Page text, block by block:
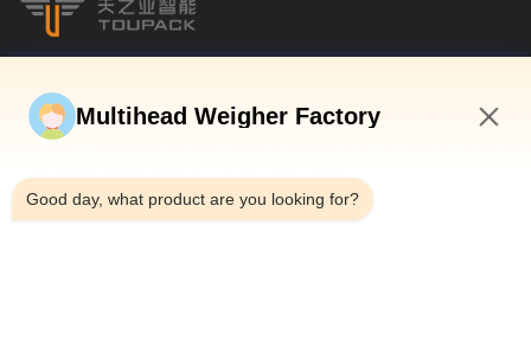
Surel：sales@toupack.com
TENTANG KAMI
Multihead Weigher Factory
Good day, what product are you looking for?